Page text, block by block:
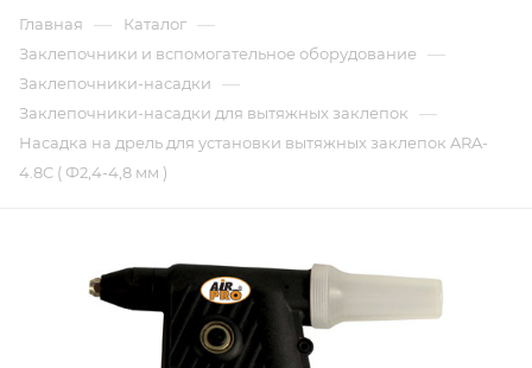
Главная — Каталог —
Заклепочники и вспомогательное оборудование —
Заклепочники-насадки —
Заклепочники-насадки для вытяжных заклепок —
Насадка на дрель для установки вытяжных заклепок ARA-
4.8C ( Ф2,4-4,8 мм )